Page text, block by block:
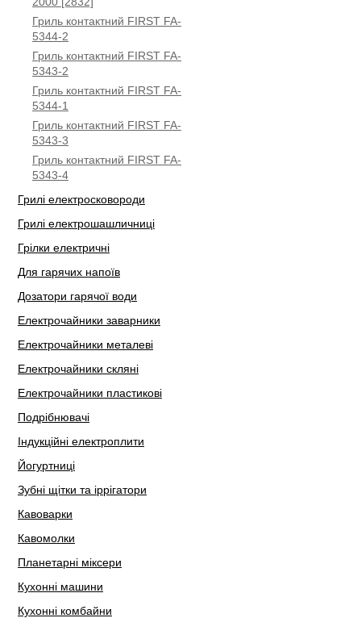
Гриль контактний FIRST FA-
5344-2
Гриль контактний FIRST FA-
5343-2
Гриль контактний FIRST FA-
5344-1
Гриль контактний FIRST FA-
5343-3
Гриль контактний FIRST FA-
5343-4
Грилі електросковороди
Грилі електрошашличниці
Грілки електричні
Для гарячих напоїв
Дозатори гарячої води
Електрочайники заварники
Електрочайники металеві
Електрочайники скляні
Електрочайники пластикові
Подрібнювачі
Індукційні електроплити
Йогуртниці
Зубні щітки та іррігатори
Кавоварки
Кавомолки
Планетарні міксери
Кухонні машини
Кухонні комбайни